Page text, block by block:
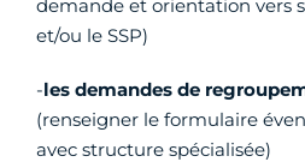
demande et orientation vers
et/ou le SSP)
-les demandes de
(renseigner le formulaire
avec structure spécialisée)